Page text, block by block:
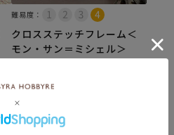
難易度：
クロスステッチフレーム＜
モン・サン＝ミシェル＞